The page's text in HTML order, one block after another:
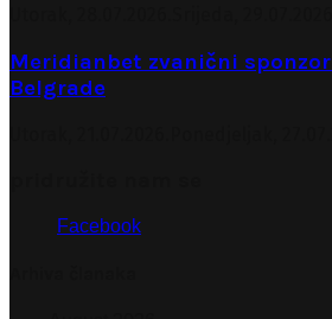
Meridianbet zvanični
Belgrade
Facebook